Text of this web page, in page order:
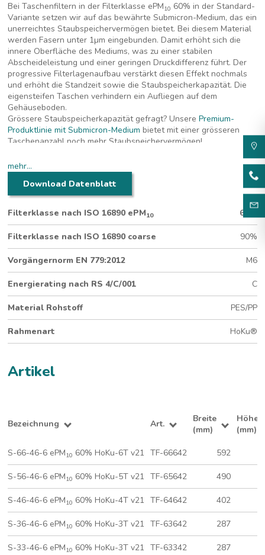
Bei Taschenfiltern in der Filterklasse ePM10 60% in der Standard-
Variante setzen wir auf das bewährte Submicron-Medium, das ein
unerreichtes Staubspeichervermögen bietet. Bei diesem Material
werden Fasern unter 1µm eingebunden. Damit erhöht sich die
innere Oberfläche des Mediums, was zu einer stabilen
Abscheideleistung und einer geringen Druckdifferenz führt. Der
progressive Filterlagenaufbau verstärkt diesen Effekt nochmals
und erhöht die Standzeit sowie die Staubspeicherkapazität. Die
eigensteifen Taschen verhindern ein Aufliegen auf dem
Gehäuseboden.
Grössere Staubspeicherkapazität gefragt? UnserePremium-
Produktlinie mit Submicron-Medium bietet mit einer grösseren
Taschenanzahl noch mehr Staubspeichervermögen!
Standard-Taschenfilter für grosse Staubmengen
460 mm Tiefe
6 Taschen (592 x 592 mm)
®
mehr...
Download Datenblatt
Filterklasse nach ISO 16890 ePM10 60%
Filterklasse nach ISO 16890 coarse 90%
Vorgängernorm EN 779:2012 M6
Energierating nach RS 4/C/001 C
Material Rohstoff PES/PP
Rahmenart HoKu®
Artikel
Bezeichnung Art.
Breite
(mm)
Höhe
(mm)
S-66-46-6 ePM10 60% HoKu-6T v21 TF-66642 592
S-56-46-6 ePM10 60% HoKu-5T v21 TF-65642 490
S-46-46-6 ePM10 60% HoKu-4T v21 TF-64642 402
S-36-46-6 ePM10 60% HoKu-3T v21 TF-63642 287
S-33-46-6 ePM10 60% HoKu-3T v21 TF-63342 287